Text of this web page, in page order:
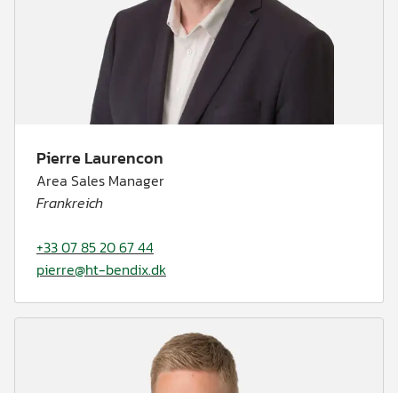
Pierre Laurencon
Area Sales Manager
Frankreich
+33 07 85 20 67 44
pierre@ht-bendix.dk